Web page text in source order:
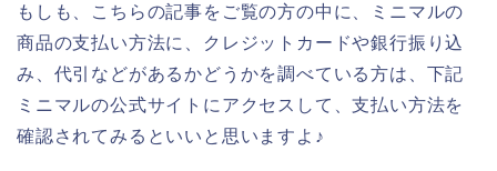
もしも、こちらの記事をご覧の方の中に、ミニマルの
商品の支払い方法に、クレジットカードや銀行振り込
み、代引などがあるかどうかを調べている方は、下記
ミニマルの公式サイトにアクセスして、支払い方法を
確認されてみるといいと思いますよ♪